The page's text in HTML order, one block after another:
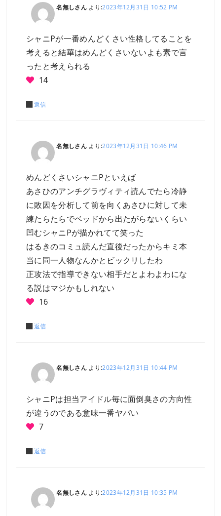
名無しさん より:2023年12月31日 10:52 PM
シャニPが一番めんどくさい性格してることを
考えると結華はめんどくさいないよも素で言
ったと考えられる
14
返信
名無しさん より:2023年12月31日 10:46 PM
めんどくさいシャニPといえば
あさひのアンチグラヴィティ読んでたら冷静
に敗因を分析して前を向くあさひに対して未
練たらたらでベッドから出たがらないくらい
凹むシャニPが描かれてて笑った
はるきのコミュ読んだ直後だったからキミ本
当に同一人物なんかとビックリしたわ
正攻法で指導できない相手だとよわよわにな
る説はマジかもしれない
16
返信
名無しさん より:2023年12月31日 10:44 PM
シャニPは担当アイドル毎に面倒臭さの方向性
が違うのである意味一番ヤバい
7
返信
名無しさん より:2023年12月31日 10:35 PM